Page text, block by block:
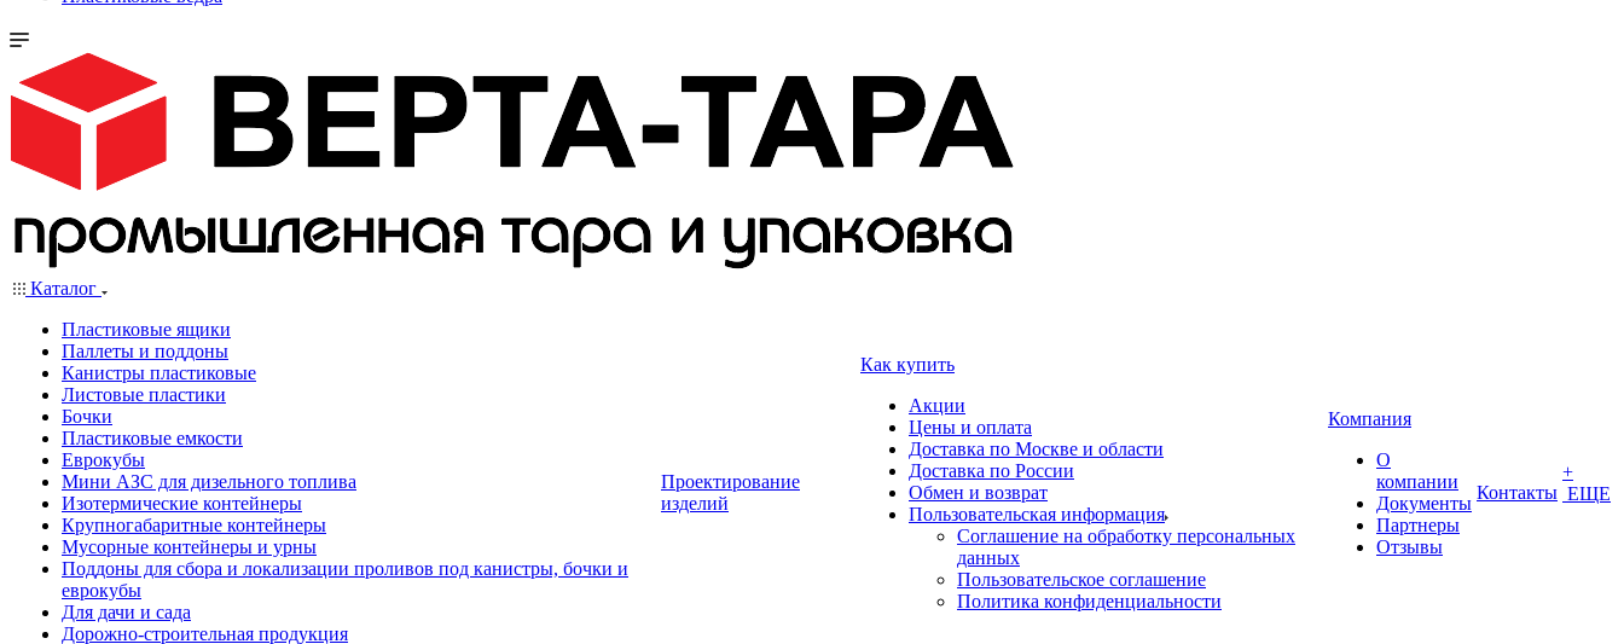
Каталог
Пластиковые ящики
Паллеты и поддоны
Канистры пластиковые
Листовые пластики
Бочки
Пластиковые емкости
Еврокубы
Мини АЗС для дизельного топлива
Изотермические контейнеры
Крупногабаритные контейнеры
Мусорные контейнеры и урны
Поддоны для сбора и локализации проливов под канистры, бочки и
еврокубы
Для дачи и сада
Дорожно-строительная продукция
Проектирование
изделий
Как купить
Акции
Цены и оплата
Доставка по Москве и области
Доставка по России
Обмен и возврат
Пользовательская информация
Соглашение на обработку персональных
данных
Пользовательское соглашение
Политика конфиденциальности
Компания
О
компании
Документы
Партнеры
Отзывы
Контакты
+
ЕЩЕ